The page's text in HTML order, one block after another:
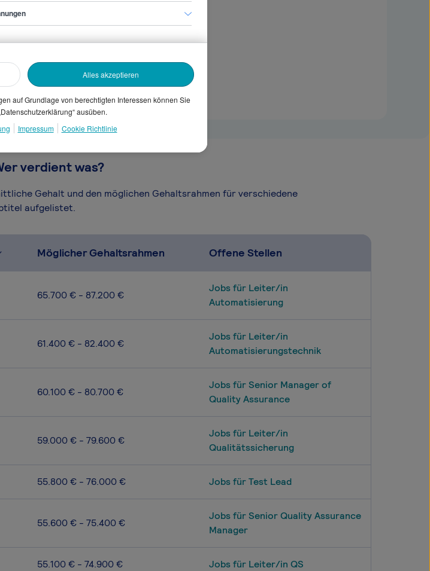
verdient was?
Gehalt und den möglichen Gehaltsrahmen für verschiedene
aufgelistet.
Möglicher Gehaltsrahmen Offene Stellen
65.700 € - 87.200 €
Jobs für Leiter/in
Automatisierung
61.400 € - 82.400 €
Jobs für Leiter/in
Automatisierungstechnik
60.100 € - 80.700 €
Jobs für Senior Manager of
Quality Assurance
59.000 € - 79.600 €
Jobs für Leiter/in
Qualitätssicherung
55.800 € - 76.000 € Jobs für Test Lead
55.600 € - 75.400 €
Jobs für Senior Quality Assurance
Manager
55.100 € - 74.900 € Jobs für Leiter/in QS
Alles akzeptieren
auf Grundlage von berechtigten Interessen können Sie
ausüben.
Impressum Cookie Richtlinie